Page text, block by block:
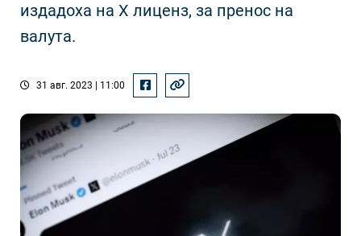
издадоха на X лиценз, за пренос на
валута.
31 авг. 2023 | 11:00